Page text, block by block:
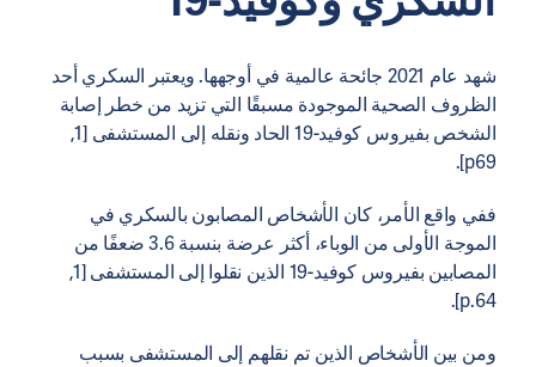
شهد عام 2021 جائحة عالمية في أوجهها. ويعتبر السكري أحد
الظروف الصحية الموجودة مسبقًا التي تزيد من خطر إصابة
الشخص بفيروس كوفيد-19 الحاد ونقله إلى المستشفى [1,
p69].
ففي واقع الأمر، كان الأشخاص المصابون بالسكري في
الموجة الأولى من الوباء، أكثر عرضة بنسبة 3.6 ضعفًا من
المصابين بفيروس كوفيد-19 الذين نقلوا إلى المستشفى [1,
p.64].
ومن بين الأشخاص الذين تم نقلهم إلى المستشفى بسبب